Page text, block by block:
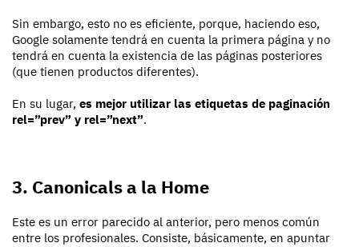
Sin embargo, esto no es eficiente, porque, haciendo eso,
Google solamente tendrá en cuenta la primera página y no
tendrá en cuenta la existencia de las páginas posteriores
(que tienen productos diferentes).
En su lugar, es mejor utilizar las etiquetas de paginación
rel=”prev” y rel=”next”.
3. Canonicals a la Home
Este es un error parecido al anterior, pero menos común
entre los profesionales. Consiste, básicamente, en apuntar